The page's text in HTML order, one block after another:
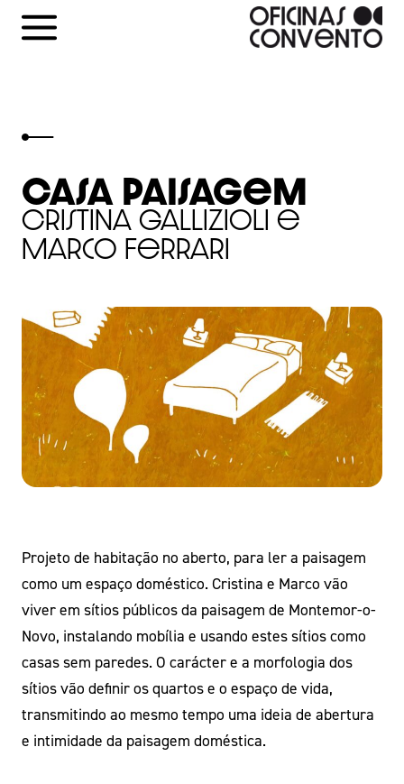
Skip
Casa Paisagem
Cristina Gallizioli e
Marco Ferrari
Projeto de habitação no aberto, para ler a paisagem
como um espaço doméstico. Cristina e Marco vão
viver em sítios públicos da paisagem de Montemor-o-
Novo, instalando mobília e usando estes sítios como
casas sem paredes. O carácter e a morfologia dos
sítios vão definir os quartos e o espaço de vida,
transmitindo ao mesmo tempo uma ideia de abertura
e intimidade da paisagem doméstica.